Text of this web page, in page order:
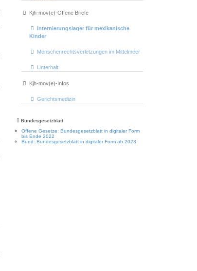
Kjh-mov(e)-Offene Briefe
Internierungslager für mexikanische
Kinder
Menschenrechtsverletzungen im Mittelmeer
Unterhalt
Kjh-mov(e)-Infos
Gerichtsmedizin
Bundesgesetzblatt
Offene Gesetze: Bundesgesetzblatt in digitaler Form
bis Ende 2022
Bund: Bundesgesetzblatt in digitaler Form ab 2023